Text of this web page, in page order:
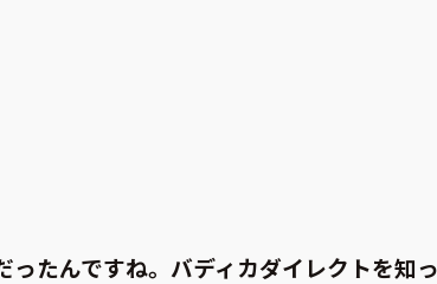
たんですね。バディカダイレクトを知